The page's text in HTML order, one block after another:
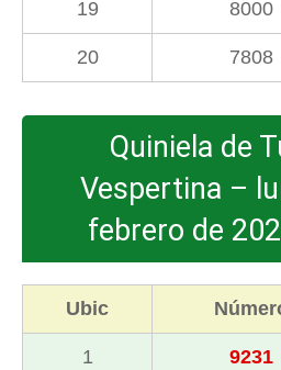
19 8000
20 7808
Quiniela de
Vespertina –
febrero de
Ubic
1 9231